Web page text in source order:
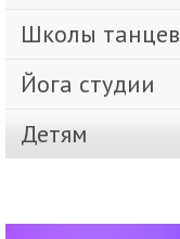
Школы танцев
Йога студии
Детям